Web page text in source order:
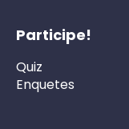
Participe!
Quiz
Enquetes